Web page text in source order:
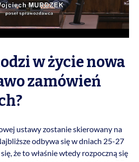
w życie nowa
zamówień
ustawy zostanie skierowany na
odbywa się w dniach 25-27
że to właśnie wtedy rozpoczną się